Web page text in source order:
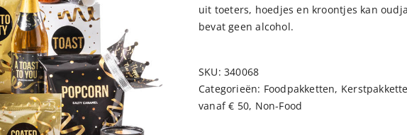
uit toeters, hoedjes en kroontjes kan
bevat geen alcohol.
SKU:340068
Categorieën: Foodpakketten,
vanaf € 50, Non-Food